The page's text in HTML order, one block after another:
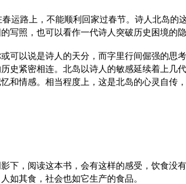
运路上，不能顺利回家过春节。诗人北岛的
写照，也可以看作一代诗人突破历史困境的隐
可以说是诗人的天分，而字里行间倔强的思
史紧密相连。北岛以诗人的敏感延续着上几
和情感。相当程度上，这是北岛的心灵自传
下，阅读这本书，会有这样的感受，饮食没
如其食，社会也如它生产的食品。